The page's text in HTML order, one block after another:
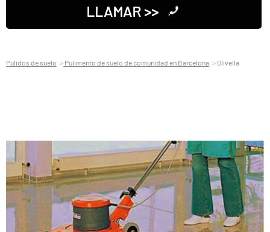
LLAMAR >>
Pulidos de suelo Pulimento de suelo de comunidad en Barcelona Olivella